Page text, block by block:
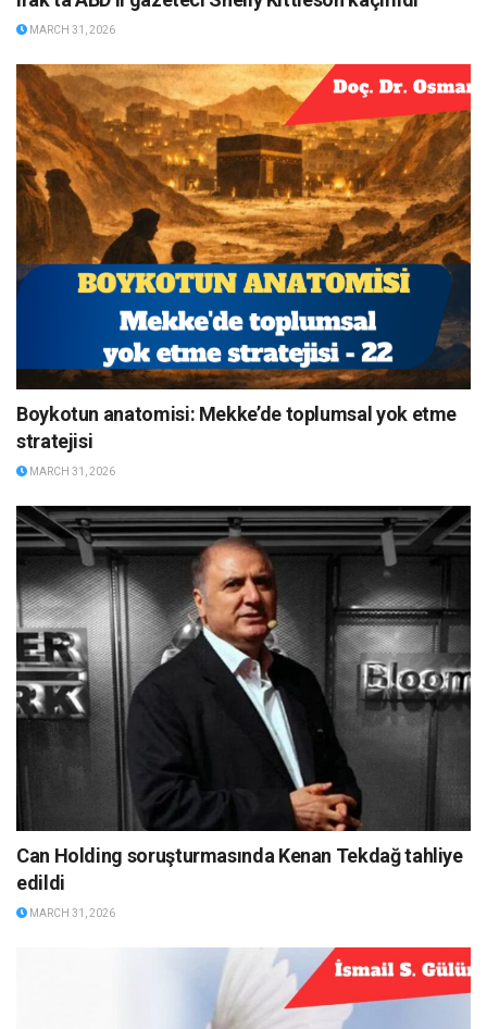
MARCH 31, 2026
Boykotun anatomisi: Mekke’de toplumsal yok etme
stratejisi
MARCH 31, 2026
Can Holding soruşturmasında Kenan Tekdağ tahliye
edildi
MARCH 31, 2026